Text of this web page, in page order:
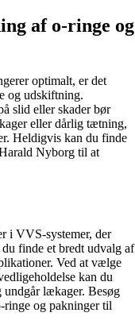
af o-ringe og
optimalt, er det
og udskiftning.
slid eller skader bør
eller dårlig tætning,
Heldigvis kan du finde
Nyborg til at
i VVS-systemer, der
finde et bredt udvalg af
Ved at vælge
kan du
lækager. Besøg
og pakninger til